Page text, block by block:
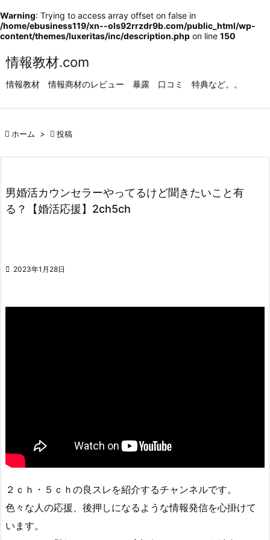
Warning: Trying to access array offset on false in
/home/ebusiness119/xn--ols92rrzdr9b.com/public_html/wp-
content/themes/luxeritas/inc/description.php on line 150
情報教材.com
情報教材 情報商材のレビュー 暴露 口コミ 特典など。。
メニュ
 ホーム >  投稿
男婚活カウンセラーやってるけど聞きたいこと有
る？【婚活応援】2ch5ch
 2023年1月28日
２ｃｈ・５ｃｈの良スレを紹介するチャンネルです。
色々な人の応援、後押しになるような情報発信を心掛けて
います。